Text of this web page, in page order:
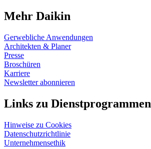
Mehr Daikin
Gerwebliche Anwendungen
Architekten & Planer
Presse
Broschüren
Karriere
Newsletter abonnieren
Links zu Dienstprogrammen
Hinweise zu Cookies
Datenschutzrichtlinie
Unternehmensethik